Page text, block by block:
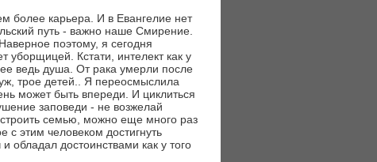
более карьера. И в Евангелие нет
путь - важно наше Смирение.
поэтому, я сегодня
уборщицей. Кстати, интелект как у
ведь душа. От рака умерли после
трое детей.. Я переосмыслила
может быть впереди. И циклиться
заповеди - не возжелай
семью, можно еще много раз
с этим человеком достигнуть
достоинствами как у того